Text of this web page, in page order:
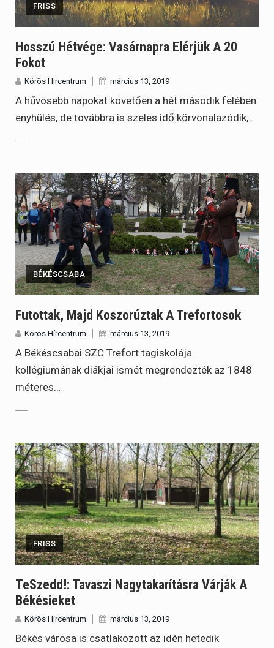
FRISS
Hosszú Hétvége: Vasárnapra Elérjük A 20
Fokot
Körös Hírcentrum március 13, 2019
A hűvösebb napokat követően a hét második felében
enyhülés, de továbbra is szeles idő körvonalazódik,…
BÉKÉSCSABA
Futottak, Majd Koszorúztak A Trefortosok
Körös Hírcentrum március 13, 2019
A Békéscsabai SZC Trefort tagiskolája
kollégiumának diákjai ismét megrendezték az 1848
méteres…
FRISS
TeSzedd!: Tavaszi Nagytakarításra Várják A
Békésieket
Körös Hírcentrum március 13, 2019
Békés városa is csatlakozott az idén hetedik